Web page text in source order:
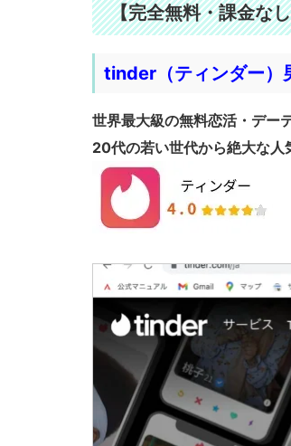
【完全無料・課金な
tinder（ティンダー）
世界最大級の無料恋活・デー
20代の若い世代から絶大な人